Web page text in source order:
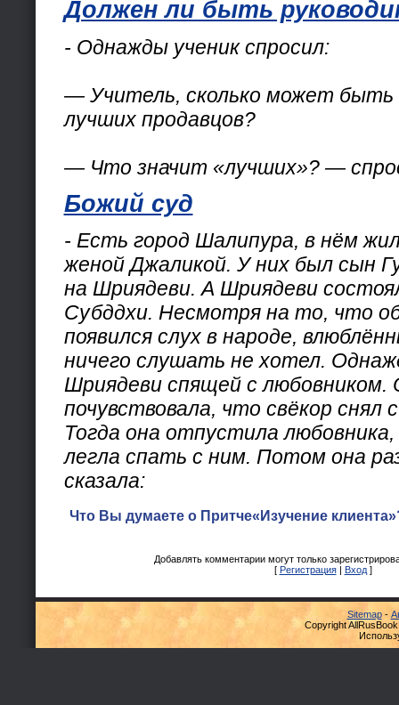
Должен ли быть
- Однажды ученик спросил:
— Учитель, сколько может быть
лучших продавцов?
— Что значит «лучших»? —
Божий суд
- Есть город Шалипура, в нём
женой Джаликой. У них был сын
на Шриядеви. А Шриядеви
Субддхи. Несмотря на то, что
появился слух в народе,
ничего слушать не хотел.
Шриядеви спящей с любовником.
почувствовала, что свёкор снял
Тогда она отпустила
легла спать с ним. Потом она
сказала:
Что Вы думаете о Притче«Изучение
Добавлять комментарии могут только
[ Регистрация| Вход]
Sitemap-
Copyright